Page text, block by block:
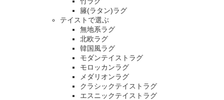
籐(ラタン)ラグ
テイストで選ぶ
無地系ラグ
北欧ラグ
韓国風ラグ
モダンテイストラグ
モロッカンラグ
メダリオンラグ
クラシックテイストラグ
エスニックテイストラグ